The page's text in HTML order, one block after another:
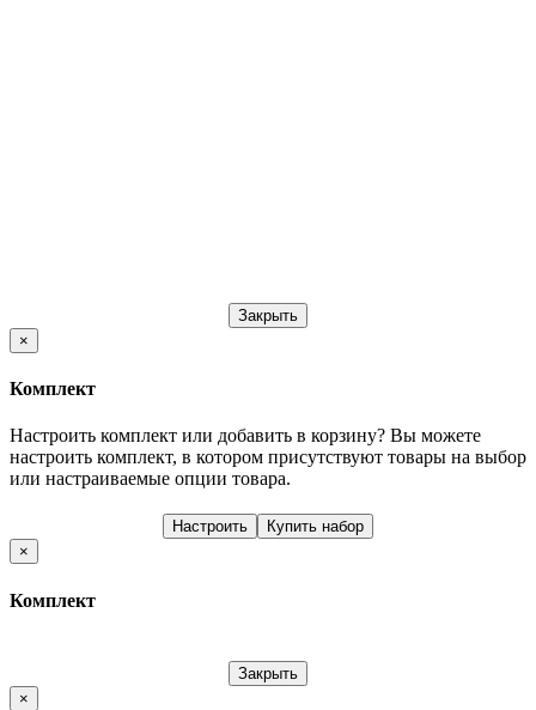
Закрыть
×
Комплект
Настроить комплект или добавить в корзину? Вы можете
настроить комплект, в котором присутствуют товары на выбор
или настраиваемые опции товара.
Настроить
Купить набор
×
Комплект
Закрыть
×